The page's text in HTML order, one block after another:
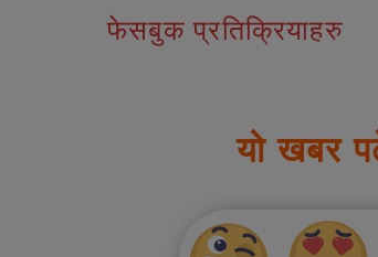
फेसबुक प्रतिक्रियाहरु
यो खबर